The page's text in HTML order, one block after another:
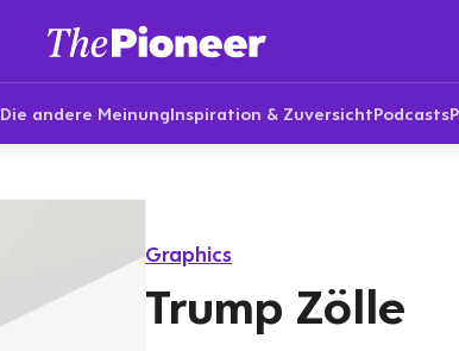
Die andere MeinungInspiration & ZuversichtPodcasts
Graphics
Trump Zölle